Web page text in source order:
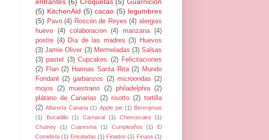
(5) KitchenAid (5) cacao (5) legumbres
(5) Pavo (4) Roscón de Reyes (4) alergias
huevo
(4) colaboracion (4) manzana
(4)
postre (4) Día de las madres (3)
Huevos
(3) Jamie Oliver (3) Mermeladas (3) Salsas
(3) pastel (3) Cupcakes (2) Felicitaciones
(2) Flan (2) Harinas Santa Rita (2) Mundo
Fondant (2) garbanzos (2) microondas (2)
mojos
(2) muestrario (2) philadelphia (2)
plátano de Canarias (2) risotto (2) tortilla
(2) Alfarería Canaria (1) Apple pie (1) Berenjenas
(1)
Bocadillo (1) Carnaval (1) Cheesecake
(1)
Chutney
(1) Cuaresma (1) Cumpleaños (1)
El
Comidista (1) Ensaladas (1) Finados (1) Finaos (1)